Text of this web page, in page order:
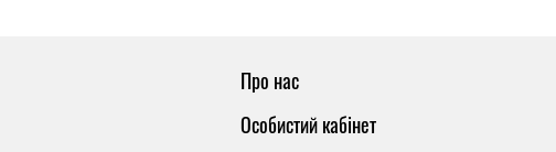
Про нас
Особистий кабінет